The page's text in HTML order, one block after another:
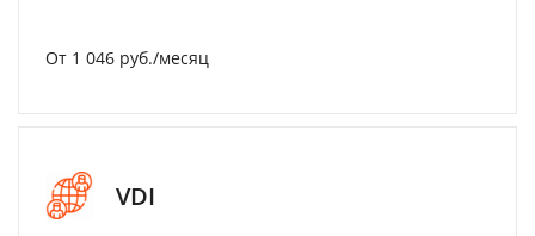
От 1 046 руб./месяц
VDI